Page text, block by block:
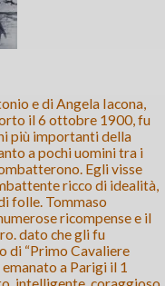
e di Angela Iacona,
il 6 ottobre 1900, fu
più importanti della
a pochi uomini tra i
Egli visse
ricco di idealità,
folle. Tommaso
ricompense e il
dato che gli fu
di “Primo Cavaliere
a Parigi il 1